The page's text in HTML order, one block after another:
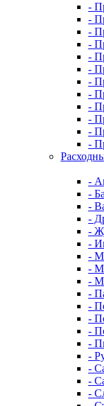
-
-
-
-
-
-
-
-
-
-
-
-
-
-
-
-
-
-
-
-
-
-
-
-
-
-
-
-
-
-